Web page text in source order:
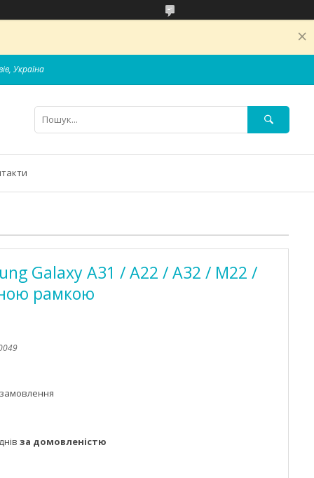
Україна
Galaxy A31 / A22 / A32 / M22 /
рамкою
за домовленістю